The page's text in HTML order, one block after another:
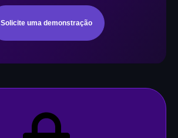
Solicite uma demonstração